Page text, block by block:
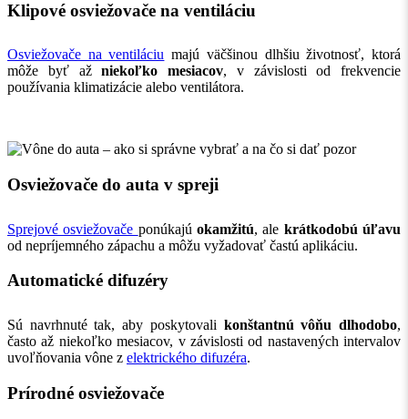
Klipové osviežovače na ventiláciu
Osviežovače na ventiláciu majú väčšinou dlhšiu životnosť, ktorá
môže byť ažniekoľko mesiacov, v závislosti od frekvencie
používania klimatizácie alebo ventilátora.
Osviežovače do auta v spreji
Sprejové osviežovače ponúkajúokamžitú, ale krátkodobú úľavu
od nepríjemného zápachu a môžu vyžadovať častú aplikáciu.
Automatické difuzéry
Sú navrhnuté tak, aby poskytovali konštantnú vôňu dlhodobo,
často až niekoľko mesiacov, v závislosti od nastavených intervalov
uvoľňovania vône z elektrického difuzéra.
Prírodné osviežovače